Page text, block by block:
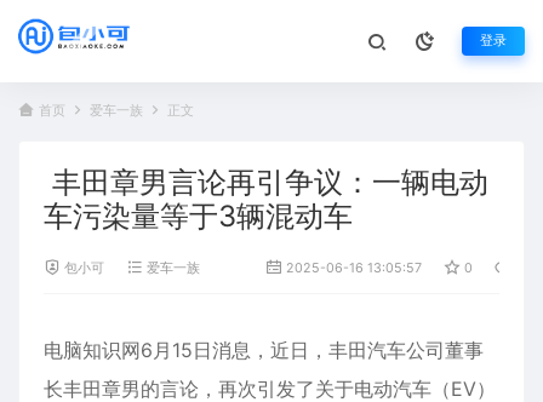
登录
首页 爱车一族 正文
丰田章男言论再引争议：一辆电动
车污染量等于3辆混动车
包小可 爱车一族 2025-06-16 13:05:57 0
电脑知识网6月15日消息，近日， 丰田汽车公司董事
长丰田章男的言论，再次引发了关于电动汽车（EV）